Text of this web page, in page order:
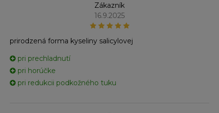
Zákazník
16.9.2025
prirodzená forma kyseliny salicylovej
pri prechladnutí
pri horúčke
pri redukcii podkožného tuku